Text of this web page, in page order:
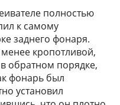
полностью
к самому
заднего фонаря.
кропотливой,
обратном порядке,
фонарь был
установил